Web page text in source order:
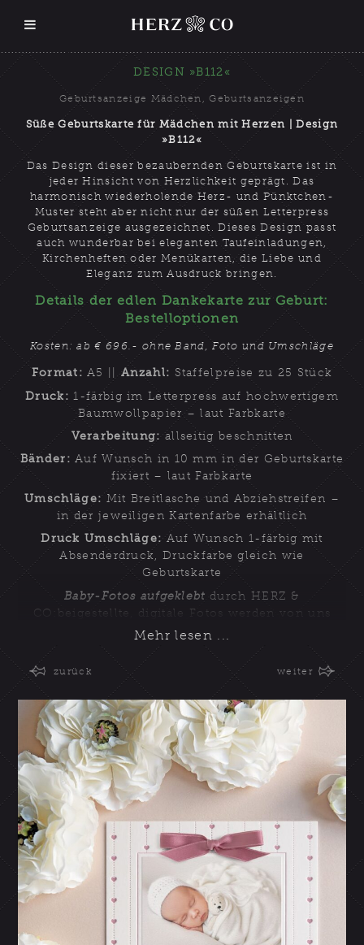
DESIGN »B112«
Geburtsanzeige Mädchen ,Geburtsanzeigen
Süße Geburtskarte für Mädchen mit Herzen | Design
»B112«
Das Design dieser bezaubernden Geburtskarte ist in
jeder Hinsicht von Herzlichkeit geprägt. Das
harmonisch wiederholende Herz- und Pünktchen-
Muster steht aber nicht nur der süßen Letterpress
Geburtsanzeige ausgezeichnet. Dieses Design passt
auch wunderbar bei eleganten Taufeinladungen,
Kirchenheften oder Menükarten, die Liebe und
Eleganz zum Ausdruck bringen.
Details der edlen Dankekarte zur Geburt:
Bestelloptionen
Kosten: ab € 696.- ohne Band, Foto und Umschläge
Format: A5 ||Anzahl: Staffelpreise zu 25 Stück
Druck: 1-färbig im Letterpress auf hochwertigem
Baumwollpapier – laut Farbkarte
Verarbeitung:allseitig beschnitten
Bänder: Auf Wunsch in 10 mm in der Geburtskarte
fixiert – laut Farbkarte
Umschläge:Mit Breitlasche und Abziehstreifen –
in der jeweiligen Kartenfarbe erhältlich
Druck Umschläge:Auf Wunsch 1-färbig mit
Absenderdruck, Druckfarbe gleich wie
Geburtskarte
Baby-Fotos aufgeklebt durch HERZ &
CO:beigestellte, digitale Fotos werden von uns
hochauflösend auf seidenmatten Fine-Art
Fotokarton gedruckt, auf Format beschnitten und
händisch eingeklebt
Wer Herzen liebt, liebt diese außergewöhnliche
Geburtsanzeige für Mädchen
Ein besonderer Tag naht, die Tauffeier steht bald im
Kalender. Dafür bieten wir nicht nur liebevolle, edle
Kirchenhefte für die Taufe an, perfekt abgestimmt
an süße Letterpress Geburtskarte für Mädchen mit
Diese sorgfältige Handarbeit setzt sich in unseren
handgebundenen Fotoalben fort , die wir als
Erinnerungsstück für die Familie im selben liebevollen
Stil der Geburtsanzeige fertigen. So sorgen wir für ein
stimmiges Gesamtbild, das sich durch alle unsere
Geburts-Papeterie Produkte
zieht.
IST DAS NICHT EINE SÜSSE LETTERPRESS G
zurück weiter